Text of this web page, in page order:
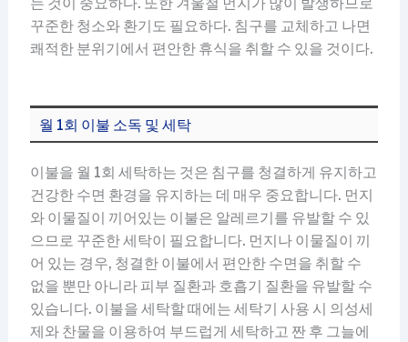
꾸준한 청소와 환기도 필요하다. 침구를 교체하고 나면
쾌적한 분위기에서 편안한 휴식을 취할 수 있을 것이다.
월 1회 이불 소독 및 세탁
이불을 월 1회 세탁하는 것은 침구를 청결하게 유지하고
건강한 수면 환경을 유지하는 데 매우 중요합니다. 먼지
와 이물질이 끼어있는 이불은 알레르기를 유발할 수 있
으므로 꾸준한 세탁이 필요합니다. 먼지나 이물질이 끼
어 있는 경우, 청결한 이불에서 편안한 수면을 취할 수
없을 뿐만 아니라 피부 질환과 호흡기 질환을 유발할 수
있습니다. 이불을 세탁할 때에는 세탁기 사용 시 의성세
제와 찬물을 이용하여 부드럽게 세탁하고 짠 후 그늘에